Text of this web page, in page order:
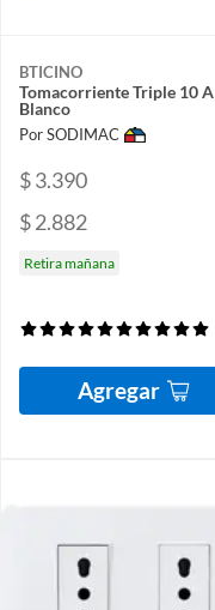
BTICINO
Tomacorriente Triple 10 A
Blanco
Por SODIMAC
$ 3.390
$ 2.882
Retira mañana
Agregar